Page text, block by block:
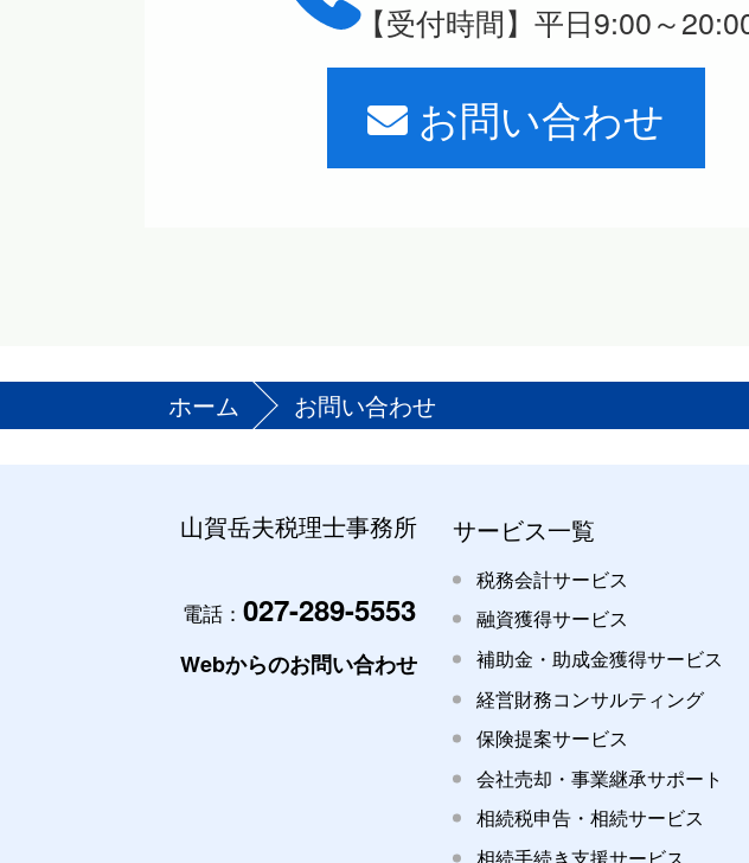
【受付時間】平日9:00～
お問い合わせ
ホーム お問い合わせ
山賀岳夫税理士事務所
電話： 027-289-5553
Webからのお問い合わせ
サービス一覧
税務会計サービス
融資獲得サービス
補助金・助成金獲得サービス
経営財務コンサルティング
保険提案サービス
会社売却・事業継承サポート
相続税申告・相続サービス